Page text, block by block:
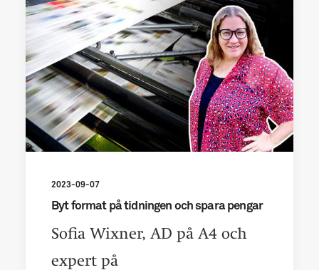
2023-09-07
Byt format på tidningen och spara pengar
Sofia Wixner, AD på A4 och
expert på